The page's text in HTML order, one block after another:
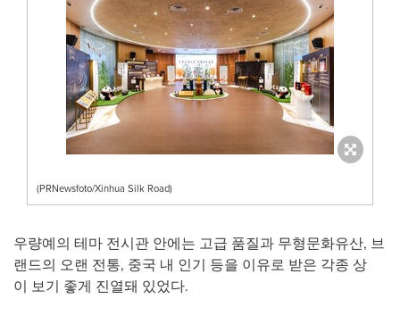
(PRNewsfoto/Xinhua Silk Road)
우량예의 테마 전시관 안에는 고급 품질과 무형문화유산, 브
랜드의 오랜 전통, 중국 내 인기 등을 이유로 받은 각종 상
이 보기 좋게 진열돼 있었다.